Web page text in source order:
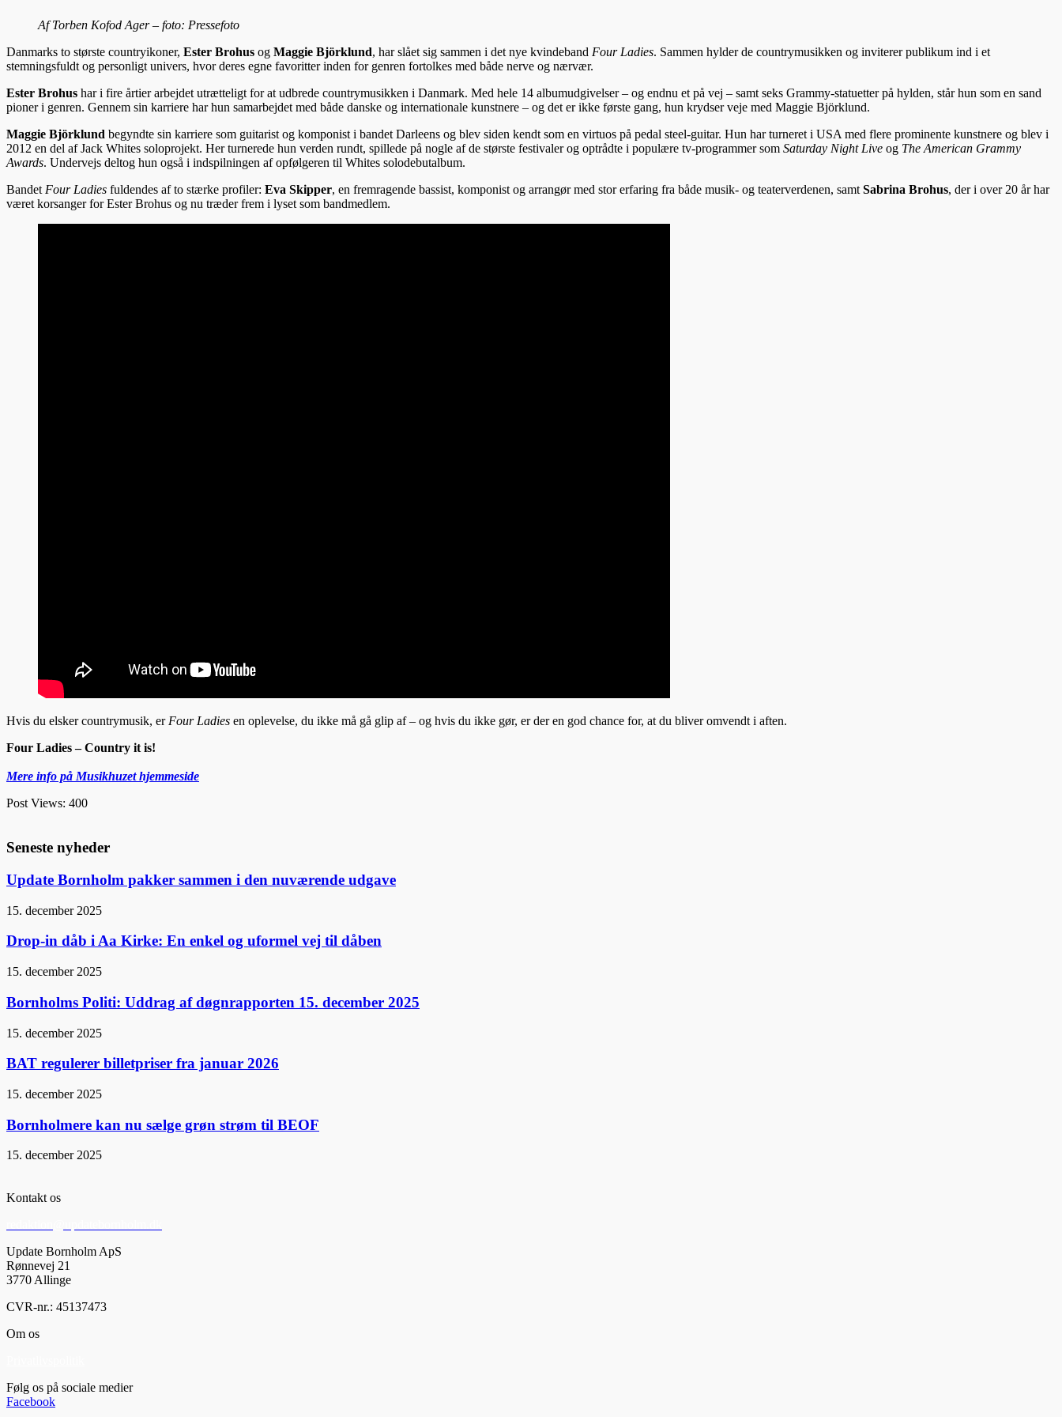
Af Torben Kofod Ager – foto: Pressefoto
Danmarks to største countryikoner, Ester Brohus og Maggie Björklund, har slået sig sammen i det nye kvindeband Four Ladies. Sammen hylder de countrymusikken og inviterer publikum ind i et
stemningsfuldt og personligt univers, hvor deres egne favoritter inden for genren fortolkes med både nerve og nærvær.
Ester Brohus har i fire årtier arbejdet utrætteligt for at udbrede countrymusikken i Danmark. Med hele 14 albumudgivelser – og endnu et på vej – samt seks Grammy-statuetter på hylden, står hun som en sand
pioner i genren. Gennem sin karriere har hun samarbejdet med både danske og internationale kunstnere – og det er ikke første gang, hun krydser veje med Maggie Björklund.
Maggie Björklund begyndte sin karriere som guitarist og komponist i bandet Darleens og blev siden kendt som en virtuos på pedal steel-guitar. Hun har turneret i USA med flere prominente kunstnere og blev i
2012 en del af Jack Whites soloprojekt. Her turnerede hun verden rundt, spillede på nogle af de største festivaler og optrådte i populære tv-programmer som Saturday Night Live og The American Grammy
Awards. Undervejs deltog hun også i indspilningen af opfølgeren til Whites solodebutalbum.
Bandet Four Ladies fuldendes af to stærke profiler: Eva Skipper, en fremragende bassist, komponist og arrangør med stor erfaring fra både musik- og teaterverdenen, samt Sabrina Brohus, der i over 20 år har
været korsanger for Ester Brohus og nu træder frem i lyset som bandmedlem.
Hvis du elsker countrymusik, er Four Ladies en oplevelse, du ikke må gå glip af – og hvis du ikke gør, er der en god chance for, at du bliver omvendt i aften.
Four Ladies – Country it is!
Mere info på Musikhuzet hjemmeside
Post Views: 400
Seneste nyheder
Update Bornholm pakker sammen i den nuværende udgave
15. december 2025
Drop-in dåb i Aa Kirke: En enkel og uformel vej til dåben
15. december 2025
Bornholms Politi: Uddrag af døgnrapporten 15. december 2025
15. december 2025
BAT regulerer billetpriser fra januar 2026
15. december 2025
Bornholmere kan nu sælge grøn strøm til BEOF
15. december 2025
Kontakt os
Update Bornholm ApS
Rønnevej 21
3770 Allinge
CVR-nr.: 45137473
Om os
Følg os på sociale medier
Facebook